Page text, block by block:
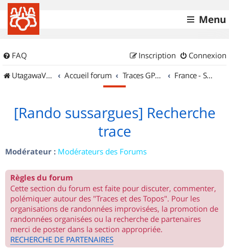
Menu
FAQ Connexion
Inscription
UtagawaVTT (Randos VTT et VTTAE avec traces GPS)
Accueil forum Traces GPS de randos VTT France - Sud Ouest
[Rando sussargues] Recherche
trace
Modérateur : Modérateurs des Forums
Règles du forum
Cette section du forum est faite pour discuter, commenter,
polémiquer autour des "Traces et des Topos". Pour les
organisations de randonnées improvisées, la promotion de
randonnées organisées ou la recherche de partenaires
merci de poster dans la section appropriée.
RECHERCHE DE PARTENAIRES